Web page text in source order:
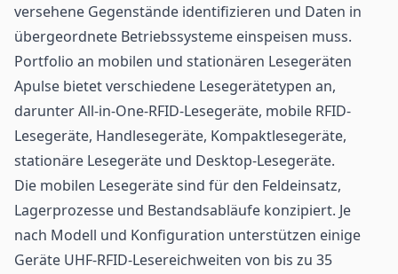
versehene Gegenstände identifizieren und Daten in
übergeordnete Betriebssysteme einspeisen muss.
Portfolio an mobilen und stationären Lesegeräten
Apulse bietet verschiedene Lesegerätetypen an,
darunter All-in-One-RFID-Lesegeräte, mobile RFID-
Lesegeräte, Handlesegeräte, Kompaktlesegeräte,
stationäre Lesegeräte und Desktop-Lesegeräte.
Die mobilen Lesegeräte sind für den Feldeinsatz,
Lagerprozesse und Bestandsabläufe konzipiert. Je
nach Modell und Konfiguration unterstützen einige
Geräte UHF-RFID-Lesereichweiten von bis zu 35